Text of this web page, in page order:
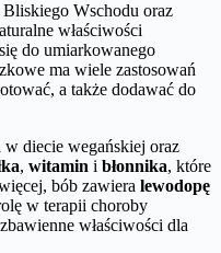
Wschodu oraz
właściwości
do umiarkowanego
ma wiele zastosowań
a także dodawać do
w diecie wegańskiej oraz
, witamin i błonnika, które
bób zawiera lewodopę
w terapii choroby
właściwości dla